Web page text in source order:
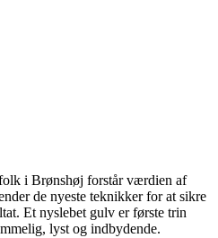
i Brønshøj forstår værdien af
de nyeste teknikker for at sikre
Et nyslebet gulv er første trin
lyst og indbydende.